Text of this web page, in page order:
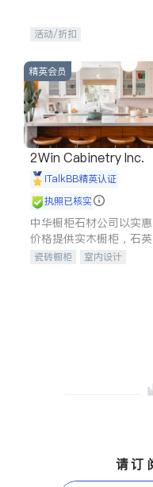
专属福利。
活动/折扣
精英会员
2Win Cabinetry Inc.
iTalkBB精英认证
执照已核实
中华橱柜石材公司以实
价格提供实木橱柜，石
台面，多种优质不锈钢水
瓷砖橱柜
室内设计
请订